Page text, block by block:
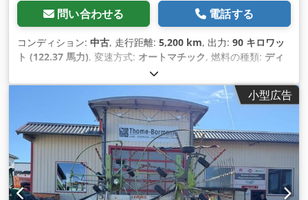
問い合わせる 電話する
コンディション: 中古, 走行距離: 5,200 km, 出力: 90 キロワッ
ト (122.37 馬力), 変速方式: オートマチック, 燃料の種類: ディ
8,500 kg（キログラム）
kg（キログラム）, 最大積載重量:2,900 kg（キログラム）, 揚
6,150,000 mm, 座席数:1, 初回登録:01/2016, 稼働時間:
46,800 mm, 運転席:その他, ホイールベース:
2,850 mm,
小型広告